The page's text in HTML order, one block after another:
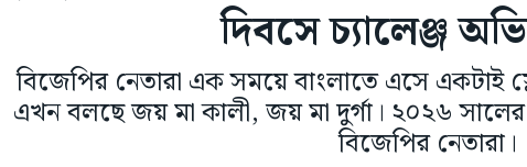
দিবসে চ্যালেঞ্জ
বিজেপির নেতারা এক সময়ে বাংলাতে এসে একটাই
এখন বলছে জয় মা কালী, জয় মা দুর্গা। ২০২৬ সালের
বিজেপির নেতারা।